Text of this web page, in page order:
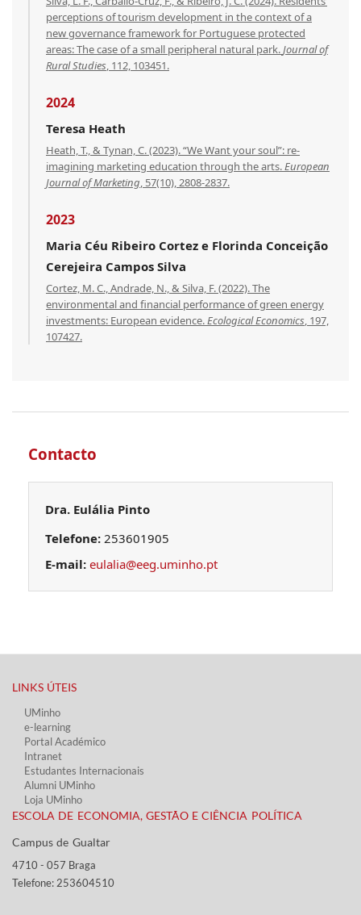
perceptions of tourism development in the context of a
new governance framework for Portuguese protected
areas: The case of a small peripheral natural park.Journal of
Rural Studies, 112, 103451.
2024
Teresa Heath
Heath, T., & Tynan, C. (2023). “We Want your soul”: re-
imagining marketing education through the arts.European
Journal of Marketing, 57(10), 2808-2837.
2023
Maria Céu Ribeiro Cortez e Florinda Conceição
Cerejeira Campos Silva
Cortez, M. C., Andrade, N., & Silva, F. (2022). The
environmental and financial performance of green energy
investments: European evidence.Ecological Economics, 197,
107427.
Contacto
Dra. Eulália Pinto
Telefone: 253601905
E-mail: eulalia@eeg.uminho.pt
LINKS ÚTEIS​
UMinho
e-learning
Portal Académico
Intranet
Estudantes Inter​​nacionais
Alumni UMinho
Loja UMinho
ESCOLA DE ECONOMIA, GESTÃO E CIÊNCIA POLÍTICA
Campus de Gualtar ​​
4710 - ​057 Braga
Telefone: 253604510​​